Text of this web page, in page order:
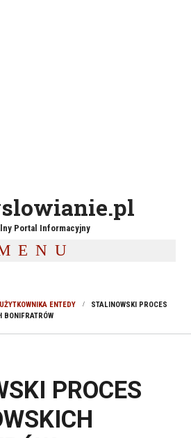
Portal Informacyjny
ENTEDY
STALINOWSKI PROCES
BONIFRATRÓW
PROCES